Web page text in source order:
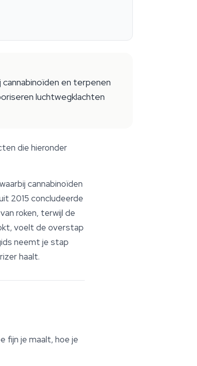
en terpenen
luchtwegklachten
die hieronder
cannabinoïden
2015 concludeerde
roken, terwijl de
voelt de overstap
neemt je stap
haalt.
fijn je maalt, hoe je